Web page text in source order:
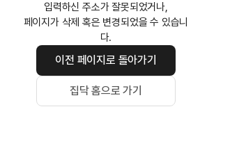
입력하신 주소가 잘못되었거나,
페이지가 삭제 혹은 변경되었을 수 있습니
다.
이전 페이지로 돌아가기
집닥 홈으로 가기